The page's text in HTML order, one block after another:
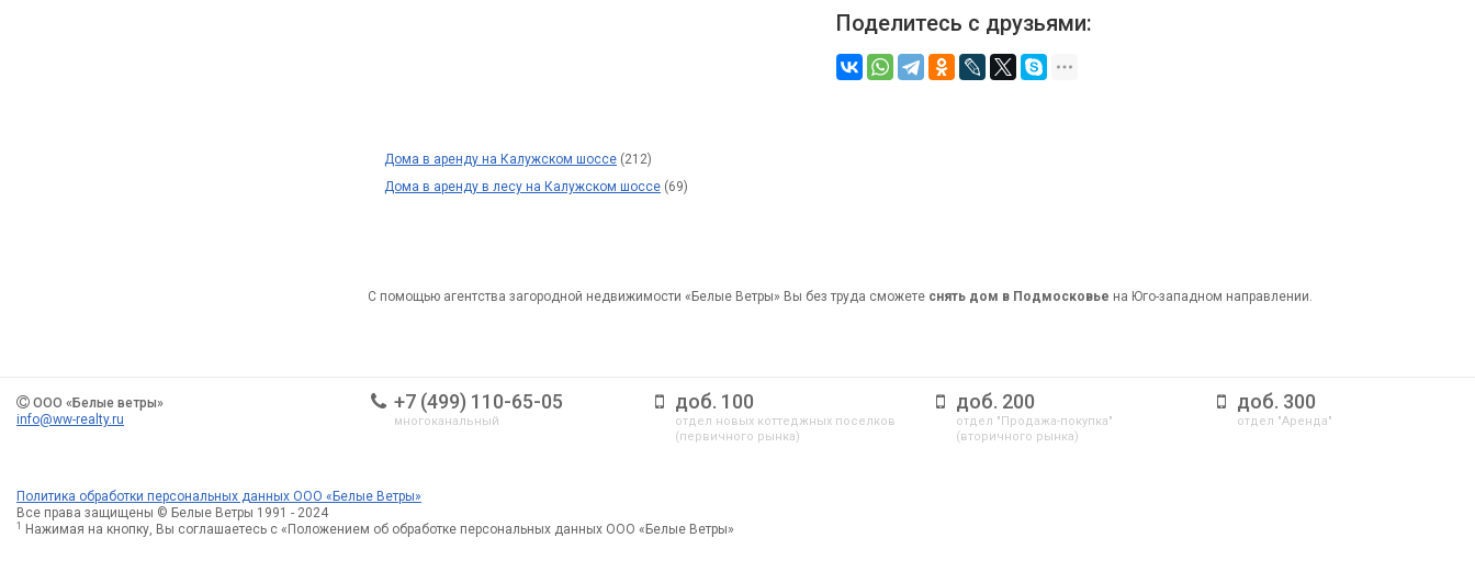
Поделитесь с друзьями:
Дома в аренду на Калужском шоссе (212)
Дома в аренду в лесу на Калужском шоссе (69)
С помощью агентства загородной недвижимости «Белые Ветры» Вы без труда сможете снять дом в Подмосковье на Юго-западном направлении.
ООО «Белые ветры»
info@ww-realty.ru
+7 (499) 110-65-05
многоканальный
доб. 100
отдел новых коттеджных поселков
(первичного рынка)
доб. 200
отдел "Продажа-покупка"
(вторичного рынка)
доб. 300
отдел "Аренда"
Политика обработки персональных данных ООО «Белые Ветры»
Все права защищены © Белые Ветры 1991 - 2024
1 Нажимая на кнопку, Вы соглашаетесь с «Положением об обработке персональных данных ООО «Белые Ветры»